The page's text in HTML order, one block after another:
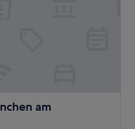
am
Olympiapark